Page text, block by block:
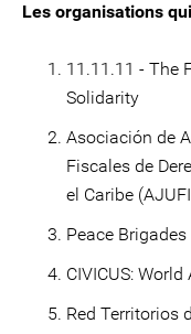
Les organisations
11.11.11 - The
Solidarity
Asociación de
Fiscales de
el Caribe
Peace
CIVICUS:
Red Territorios